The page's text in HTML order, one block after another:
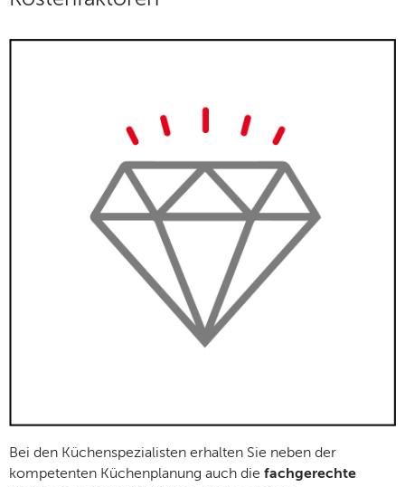
Bei den Küchenspezialisten erhalten Sie neben der
kompetenten Küchenplanung auch die fachgerechte